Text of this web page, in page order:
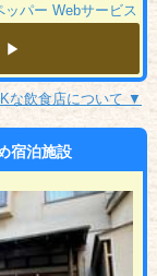
ッパー Webサービス
▶︎
な飲食店について ▼
宿泊施設